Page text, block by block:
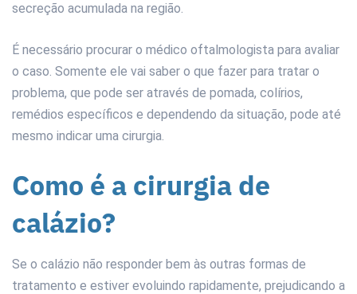
secreção acumulada na região.
É necessário procurar o médico oftalmologista para avaliar
o caso. Somente ele vai saber o que fazer para tratar o
problema, que pode ser através de pomada, colírios,
remédios específicos e dependendo da situação, pode até
mesmo indicar uma cirurgia.
Como é a cirurgia de
calázio?
Se o calázio não responder bem às outras formas de
tratamento e estiver evoluindo rapidamente, prejudicando a